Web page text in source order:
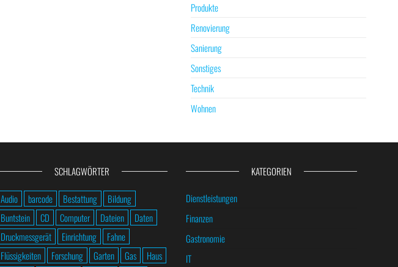
Produkte
Renovierung
Sanierung
Sonstiges
Technik
Wohnen
SCHLAGWÖRTER
Audio barcode Bestattung
Bildung
Buntstein
CD Computer Dateien
Daten
Druckmessgerät
Einrichtung
Fahne
Flüssigkeiten
Forschung Garten Gas
Haus
KATEGORIEN
Dienstleistungen
Finanzen
Gastronomie
IT